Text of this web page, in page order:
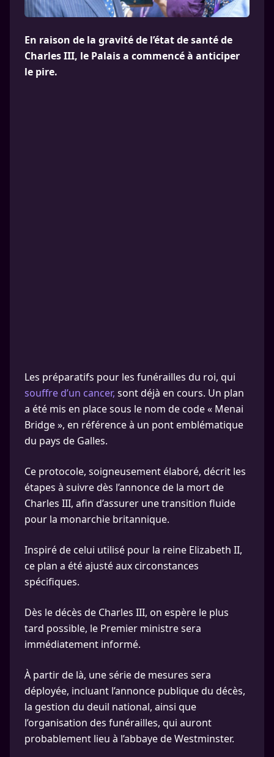
En raison de la gravité de l’état de santé de
Charles III, le Palais a commencé à anticiper
le pire.
Les préparatifs pour les funérailles du roi, qui
souffre d’un cancer, sont déjà en cours. Un plan
a été mis en place sous le nom de code « Menai
Bridge », en référence à un pont emblématique
du pays de Galles.
Ce protocole, soigneusement élaboré, décrit les
étapes à suivre dès l’annonce de la mort de
Charles III, afin d’assurer une transition fluide
pour la monarchie britannique.
Inspiré de celui utilisé pour la reine Elizabeth II,
ce plan a été ajusté aux circonstances
spécifiques.
Dès le décès de Charles III, on espère le plus
tard possible, le Premier ministre sera
immédiatement informé.
À partir de là, une série de mesures sera
déployée, incluant l’annonce publique du décès,
la gestion du deuil national, ainsi que
l’organisation des funérailles, qui auront
probablement lieu à l’abbaye de Westminster.